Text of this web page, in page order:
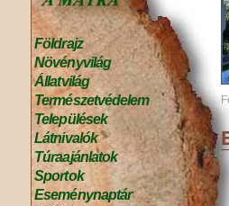
Földrajz
Növényvilág
Állatvilág
Természetvédelem
Települések
Látnivalók
Túraajánlatok
Sportok
Eseménynaptár